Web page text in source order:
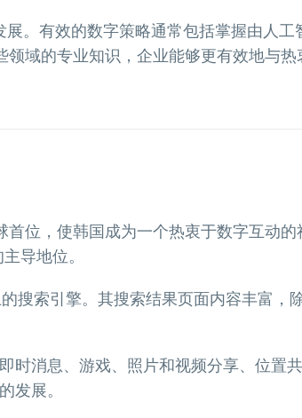
。有效的数字策略通常包括掌握由人工
域的专业知识，企业能够更有效地与
位，使韩国成为一个热衷于数字互动
导地位。
搜索引擎。其搜索结果页面内容丰富，
时消息、游戏、照片和视频分享、位置
发展。